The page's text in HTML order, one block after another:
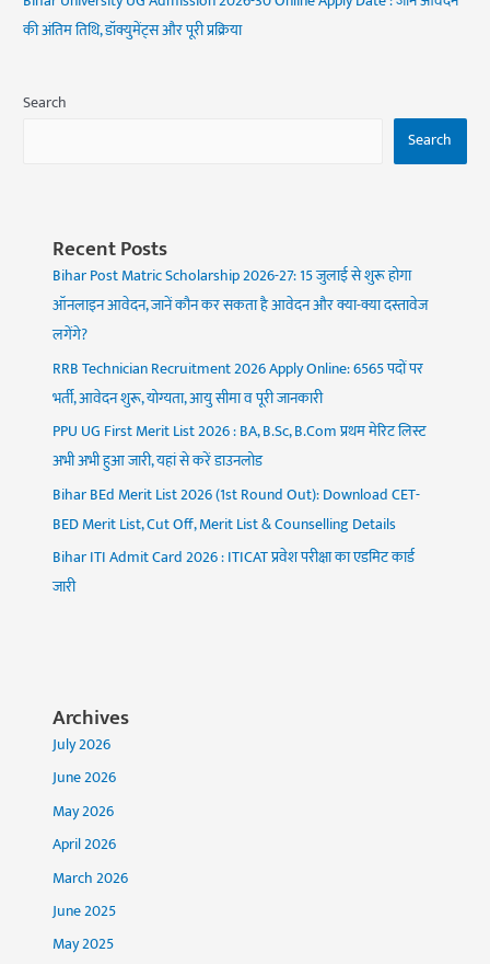
की अंतिम तिथि, डॉक्युमेंट्स और पूरी प्रक्रिया
Search
Search
Recent Posts
Bihar Post Matric Scholarship 2026-27: 15 जुलाई से शुरू होगा
ऑनलाइन आवेदन, जानें कौन कर सकता है आवेदन और क्या-क्या दस्तावेज
लगेंगे?
RRB Technician Recruitment 2026 Apply Online: 6565 पदों पर
भर्ती, आवेदन शुरू, योग्यता, आयु सीमा व पूरी जानकारी
PPU UG First Merit List 2026 : BA, B.Sc, B.Com प्रथम मेरिट लिस्ट
अभी अभी हुआ जारी, यहां से करें डाउनलोड
Bihar BEd Merit List 2026 (1st Round Out): Download CET-
BED Merit List, Cut Off, Merit List & Counselling Details
Bihar ITI Admit Card 2026 : ITICAT प्रवेश परीक्षा का एडमिट कार्ड
जारी
Archives
July 2026
June 2026
May 2026
April 2026
March 2026
June 2025
May 2025